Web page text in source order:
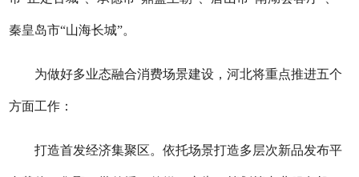
秦皇岛市“山海长城”。
为做好多业态融合消费场景建设，河北将重点推进五个
方面工作：
打造首发经济集聚区。依托场景打造多层次新品发布平